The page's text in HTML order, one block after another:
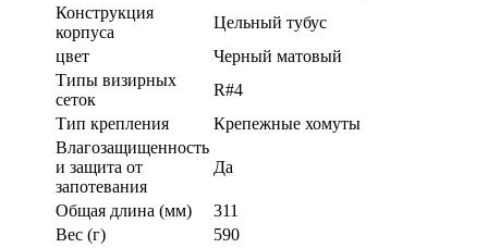
Конструкция
корпуса
Цельный тубус
цвет
Черный матовый
Типы визирных
сеток
R#4
Тип крепления
Крепежные хомуты
Влагозащищенность
и защита от
запотевания
Да
Общая длина (мм)
311
Вес (г)
590